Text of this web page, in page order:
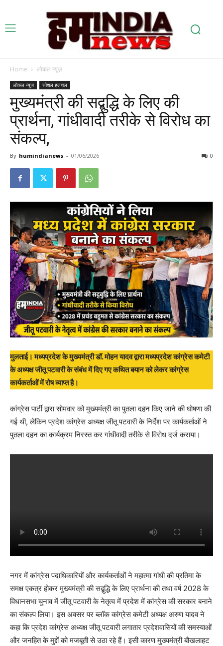
Home लोकल न्यूज़
लोकल न्यूज़ सोशल हलचल
मुख्यमंत्री की सद्बुद्धि के लिए की
प्रार्थना, गांधीवादी तरीके से विरोध का
संकल्प,
By humindianews - 01/06/2026 0
मुलताई। मध्यप्रदेश के मुख्यमंत्री डॉ. मोहन यादव द्वारा मध्यप्रदेश कांग्रेस कमेटी
के अध्यक्ष जीतू पटवारी के संबंध में दिए गए कथित बयान को लेकर कांग्रेस
कार्यकर्ताओं में रोष व्याप्त है।
कांग्रेस पार्टी द्वारा सोमवार को मुख्यमंत्री का पुतला दहन किए जाने की घोषणा की
गई थी, लेकिन प्रदेश कांग्रेस अध्यक्ष जीतू पटवारी के निर्देश पर कार्यकर्ताओं ने
पुतला दहन का कार्यक्रम निरस्त कर गांधीवादी तरीके से विरोध दर्ज कराया।
नगर में कांग्रेस पदाधिकारियों और कार्यकर्ताओं ने महात्मा गांधी की प्रतिमा के
समक्ष एकत्र होकर मुख्यमंत्री की सद्बुद्धि के लिए प्रार्थना की तथा वर्ष 2028 के
विधानसभा चुनाव में जीतू पटवारी के नेतृत्व में प्रदेश में कांग्रेस की सरकार बनाने
का संकल्प लिया। इस अवसर पर ब्लॉक कांग्रेस कमेटी अध्यक्ष अरुण यादव ने
कहा कि प्रदेश कांग्रेस अध्यक्ष जीतू पटवारी लगातार प्रदेशवासियों की समस्याओं
और जनहित के मुद्दों को मजबूती से उठा रहे हैं। इसी कारण मुख्यमंत्री बौखलाहट